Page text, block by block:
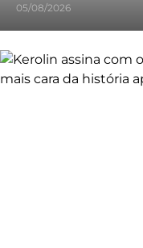
05/08/2026